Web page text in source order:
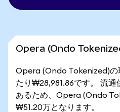
Opera (Ondo
Opera (Ondo Tokenized)の
たり₩28,981.86です。 流通
あるため、Opera (Ondo
₩51.20万となります。